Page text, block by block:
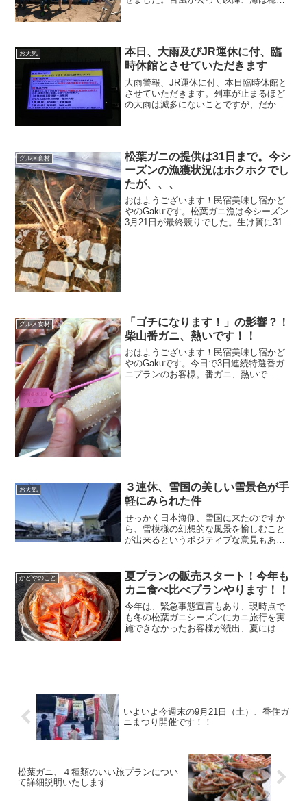
お天気
本日、大雨及びJR運休に付、臨
時休館とさせていただきます
大雨警報、JR運休に付、本日臨時休館と
させていただきます。列車が止まるほど
の大雨は滅多にないことですが、だから
す。
グルメ食材
松葉ガニの提供は31日まで。今シ
ーズンの漁獲状況はホクホクでし
たが、、、
おはようございます！民宿美味し宿かど
やのGakuです。松葉ガニ漁は今シーズン
3月21日が最終競りでした。生け簀に31日
グルメ食材
「ゴチになります！」の影響？！
柴山番ガニ、熱いです！！
おはようございます！民宿美味し宿かど
やのGakuです。今日で3日連続特選番ガ
ニプランのお客様。番ガニ、熱いで
お天気
３連休、雪国の美しい雪景色が手
軽にみられた件
せっかく日本海側、雪国に来たのですか
ら、雪模様の幻想的な風景を愉しむこと
が出来るというポジティブな意見もあり
てキラキラしている雪景色がより一層美
しく感じます。今日からはぜひ、雪景色
に晴れ間、青空ののぞく瞬間をお楽しみ
下さい。
かどやのこと
夏プランの販売スタート！今年も
カニ食べ比べプランやります！！
今年は、緊急事態宣言もあり、現時点で
も冬の松葉ガニシーズンにカニ旅行を実
施できなかったお客様が続出、夏には感
いよいよ今週末の9月21日（土）、香住ガ
ニまつり開催です！！
松葉ガニ、４種類のいい旅プランについ
て詳細説明いたします